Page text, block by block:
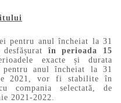
pentru anul încheiat la 31
în perioada 15
exacte și durata
anul încheiat la 31
2021, vor fi stabilite în
compania selectată, de
2021-2022.